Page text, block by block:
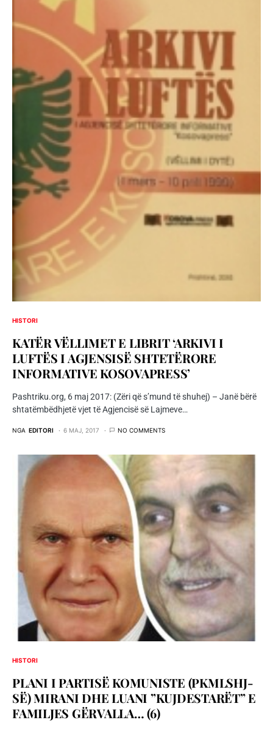
HISTORI
KATËR VËLLIMET E LIBRIT ‘ARKIVI I
LUFTËS I AGJENSISË SHTETËRORE
INFORMATIVE KOSOVAPRESS’
Pashtriku.org, 6 maj 2017: (Zëri që s’mund të shuhej) – Janë bërë
shtatëmbëdhjetë vjet të Agjencisë së Lajmeve…
NGA EDITORI 6 MAJ, 2017 NO COMMENTS
HISTORI
PLANI I PARTISË KOMUNISTE (PKMLSHJ-
SË) MIRANI DHE LUANI ”KUJDESTARËT” E
FAMILJES GËRVALLA… (6)